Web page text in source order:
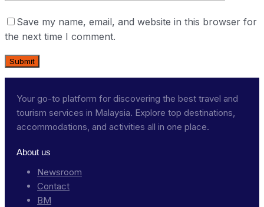
Save my name, email, and website in this browser for
the next time I comment.
Your go-to platform for discovering the best travel and
tourism services in Malaysia. Explore top destinations,
accommodations, and activities all in one place.
About us
Newsroom
Contact
BM